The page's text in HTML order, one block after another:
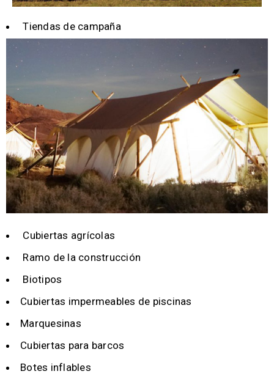
Tiendas de campaña
Cubiertas agrícolas
Ramo de la construcción
Biotipos
Cubiertas impermeables de piscinas
Marquesinas
Cubiertas para barcos
Botes inflables